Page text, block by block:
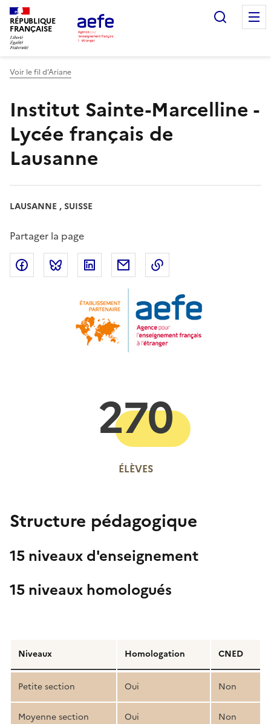
Aller
au
contenu
principal
RÉPUBLIQUE
FRANÇAISE
Voir le fil d’Ariane
Institut Sainte-Marcelline -
Lycée français de
Lausanne
LAUSANNE , SUISSE
Partager la page
Partager sur Facebook
Partager sur Bluesky
Partager sur LinkedIn
Partager par email
ÉLÈVES
270
Structure pédagogique
15 niveaux d'enseignement
15 niveaux homologués
de
la
structure
pédagogique
Niveaux Homologation CNED
Petite section Oui Non
Moyenne section Oui Non